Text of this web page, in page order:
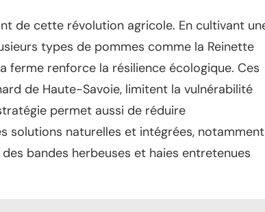
de cette révolution agricole. En cultivant
types de pommes comme la Reinette
ferme renforce la résilience écologique. Ces
de Haute-Savoie, limitent la vulnérabilité
permet aussi de réduire
solutions naturelles et intégrées, notamment
bandes herbeuses et haies entretenues